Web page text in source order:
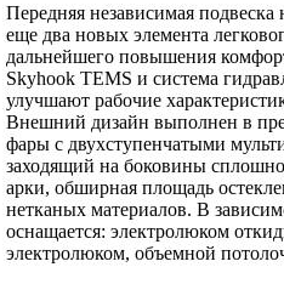
Передняя независимая
еще два новых элемента
дальнейшего повышения
Skyhook TEMS и система
улучшают рабочие
Внешний дизайн выполнен в
фары с двухступенчатыми
заходящий на боковины
арки, обширная площадь
нетканых материалов. В
оснащается: электролюком
электролюком, объемной